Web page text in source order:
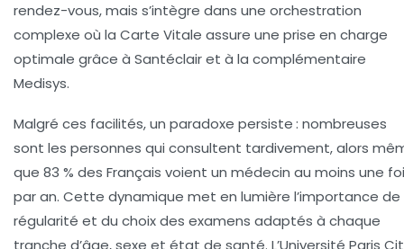
rendez-vous, mais s’intègre dans une orchestration
complexe où la Carte Vitale assure une prise en charge
optimale grâce à Santéclair et à la complémentaire
Medisys.
Malgré ces facilités, un paradoxe persiste : nombreuses
sont les personnes qui consultent tardivement, alors
que 83 % des Français voient un médecin au moins une
par an. Cette dynamique met en lumière l’importance de
régularité et du choix des examens adaptés à chaque